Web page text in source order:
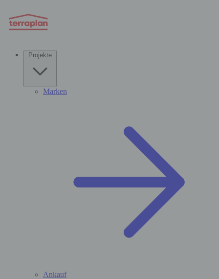
Projekte
Marken
Ankauf